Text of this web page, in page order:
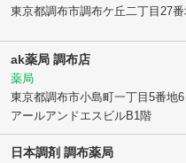
東京都調布市調布ケ丘二丁目27
ak薬局 調布店
薬局
東京都調布市小島町一丁目5番地6
アールアンドエスビルB1階
日本調剤 調布薬局